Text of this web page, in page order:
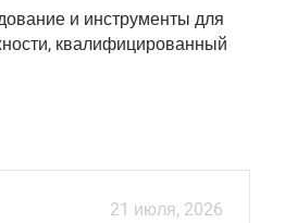
и инструменты для
квалифицированный
21 июля, 2026